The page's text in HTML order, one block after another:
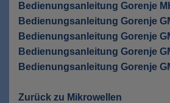
Bedienungsanleitung Gorenje
Bedienungsanleitung Gorenje
Bedienungsanleitung Gorenje
Bedienungsanleitung Gorenje
Bedienungsanleitung Gorenje
Zurück zu Mikrowellen